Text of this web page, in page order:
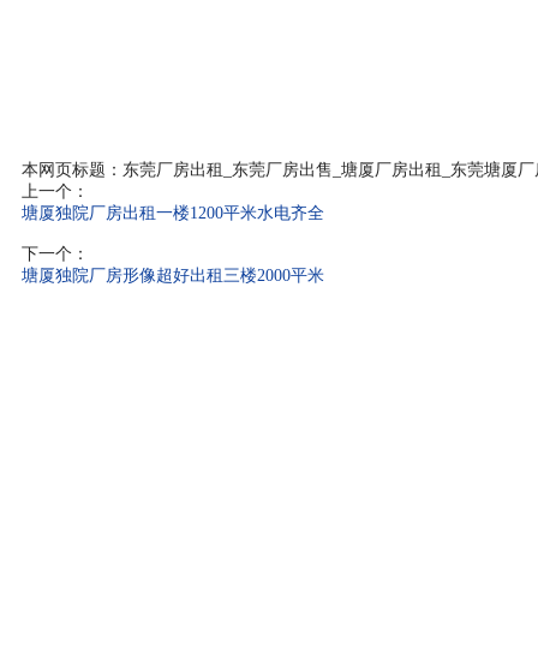
本网页标题：东莞厂房出租_东莞厂房出售_塘厦厂房出租_东莞塘厦
上一个：
塘厦独院厂房出租一楼1200平米水电齐全
下一个：
塘厦独院厂房形像超好出租三楼2000平米